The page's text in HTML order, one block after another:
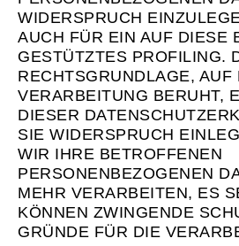
WIDERSPRUCH
AUCH FÜR EIN AUF DIESE
GESTÜTZTES PROFILING.
RECHTSGRUNDLAGE, AUF
VERARBEITUNG BERUHT,
DIESER
SIE WIDERSPRUCH
WIR IHRE BETROFFENEN
PERSONENBEZOGENEN
MEHR VERARBEITEN, ES
KÖNNEN ZWINGENDE
GRÜNDE FÜR DIE